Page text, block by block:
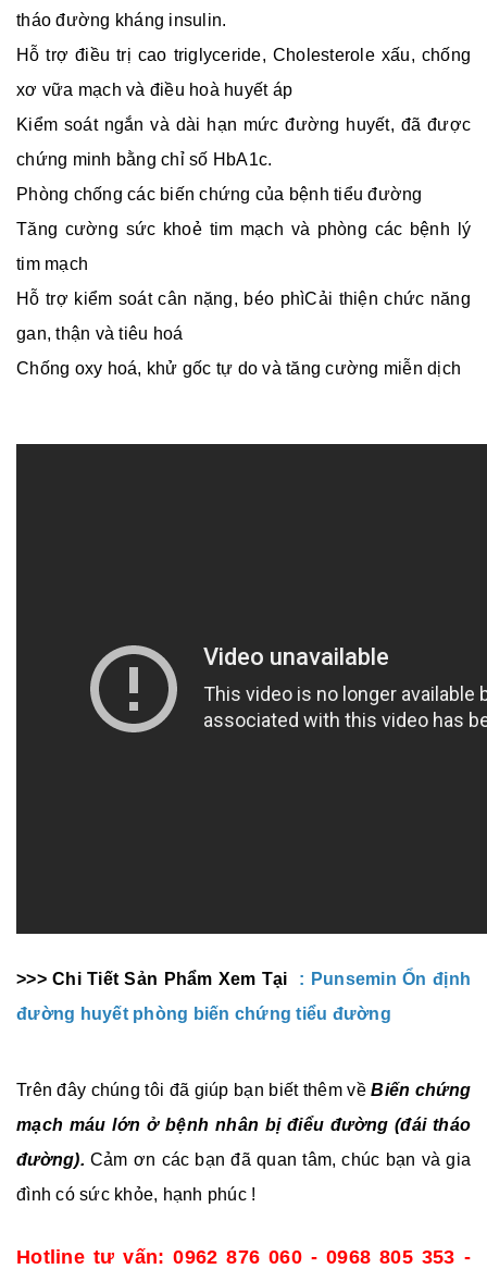
tháo đường kháng insulin.
Hỗ trợ điều trị cao triglyceride, Cholesterole xấu, chống
xơ vữa mạch và điều hoà huyết áp
Kiểm soát ngắn và dài hạn mức đường huyết, đã được
chứng minh bằng chỉ số HbA1c.
Phòng chống các biến chứng của bệnh tiểu đường
Tăng cường sức khoẻ tim mạch và phòng các bệnh lý
tim mạch
Hỗ trợ kiểm soát cân nặng, béo phìCải thiện chức năng
gan, thận và tiêu hoá
Chống oxy hoá, khử gốc tự do và tăng cường miễn dịch
>>> Chi Tiết Sản Phẩm Xem Tại : Punsemin Ổn định
đường huyết phòng biến chứng tiểu đường
Trên đây chúng tôi đã giúp bạn biết thêm vềBiến chứng
mạch máu lớn ở bệnh nhân bị điểu đường (đái tháo
đường). Cảm ơn các bạn đã quan tâm, chúc bạn và gia
đình có sức khỏe, hạnh phúc !
Hotline tư vấn: 0962 876 060 - 0968 805 353 -